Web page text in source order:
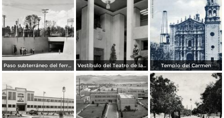
Paso subterráneo del ferrocarril Vestíbulo del Teatro de la Paz Templo del Carmen